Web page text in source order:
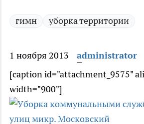
гимн уборка территории
1 ноября 2013
administrator
[caption id="attachment_9575"
width="900"]